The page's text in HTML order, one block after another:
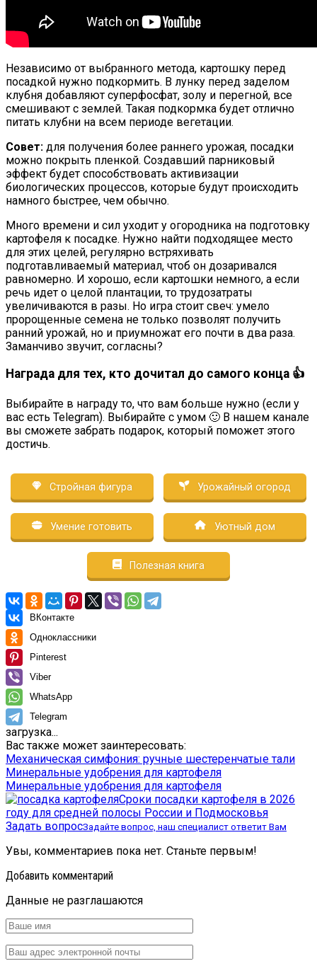
Независимо от выбранного метода, картошку перед
посадкой нужно подкормить. В лунку перед заделом
клубня добавляют суперфосфат, золу и перегной, все
смешивают с землей. Такая подкормка будет отлично
питать клубни на всем периоде вегетации.
Совет: для получения более раннего урожая, посадки
можно покрыть пленкой. Создавший парниковый
эффект будет способствовать активизации
биологических процессов, которые будут происходить
намного быстрее, чем обычно.
Много времени и сил уходит у огородника на подготовку
картофеля к посадке. Нужно найти подходящее место
для этих целей, регулярно встряхивать
подготавливаемый материал, чтоб он дозаривался
равномерно. И хорошо, если картошки немного, а если
речь идет о целой плантации, то трудозатраты
увеличиваются в разы. Но игра стоит свеч: умело
пророщенные семена не только позволят получить
ранний урожай, но и приумножат его почти в два раза.
Заманчиво звучит, согласны?
Награда для тех, кто дочитал до самого конца 👍
Выбирайте в награду то, что вам больше нужно (если у
вас есть Telegram). Выбирайте с умом 🙂 В нашем канале
вы сможете забрать подарок, который поможет этого
достичь.
Стройная фигура Урожайный огород
Умение готовить Уютный дом
Полезная книга
ВКонтакте
Одноклассники
Pinterest
Viber
WhatsApp
Telegram
загрузка...
Вас также может заинтересовать:
Механическая симфония: ручные шестеренчатые тали
Минеральные удобрения для картофеля
Минеральные удобрения для картофеля
Сроки посадки картофеля в 2026
году для средней полосы России и Подмосковья
Задать вопросЗадайте вопрос, наш специалист ответит Вам
Увы, комментариев пока нет. Станьте первым!
Добавить комментарий
Данные не разглашаются